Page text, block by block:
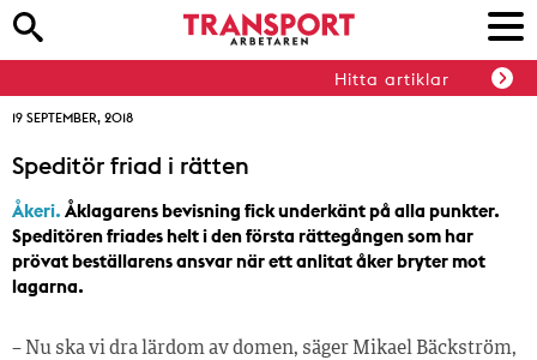
Hitta artiklar
19 SEPTEMBER, 2018
Speditör friad i rätten
Åkeri. Åklagarens bevisning fick underkänt på alla punkter.
Speditören friades helt i den första rättegången som har
prövat beställarens ansvar när ett anlitat åker bryter mot
lagarna.
– Nu ska vi dra lärdom av domen, säger Mikael Bäckström,